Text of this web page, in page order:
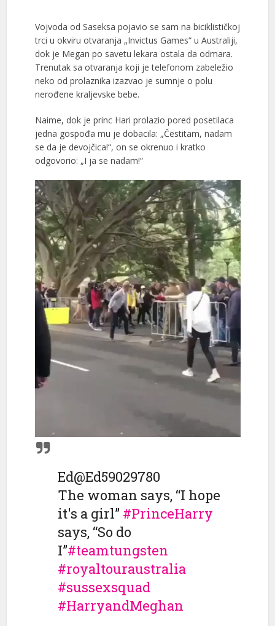
Vojvoda od Saseksa pojavio se sam na biciklističkoj
trci u okviru otvaranja „Invictus Games“ u Australiji,
dok je Megan po savetu lekara ostala da odmara.
Trenutak sa otvaranja koji je telefonom zabeležio
neko od prolaznika izazvao je sumnje o polu
nerođene kraljevske bebe.
Naime, dok je princ Hari prolazio pored posetilaca
jedna gospođa mu je dobacila: „Čestitam, nadam
se da je devojčica!“, on se okrenuo i kratko
odgovorio: „I ja se nadam!“
Ed@Ed59029780
The woman says, “I hope
it's a girl” #PrinceHarry
says, “So do
I”#teamtungsten
#royaltouraustralia
#sussexsquad
#HarryandMeghan